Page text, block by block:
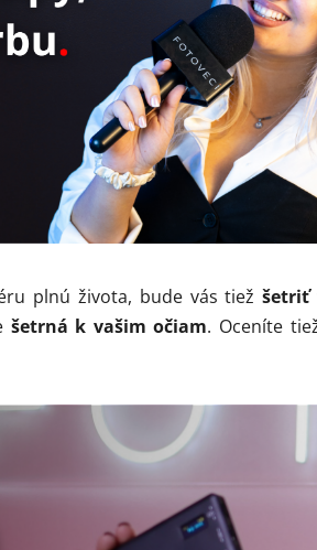
plnú života, bude vás tiežšetriť
šetrná k vašim očiam. Oceníte